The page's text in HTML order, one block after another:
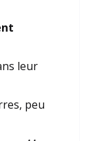
leur
peu